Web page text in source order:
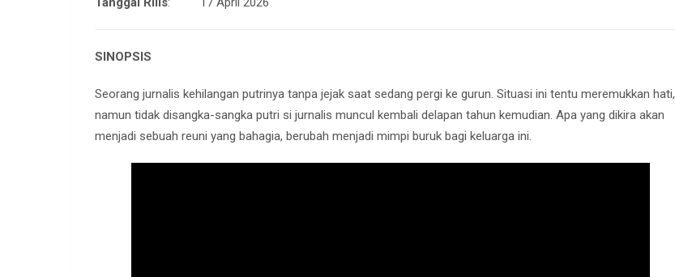
SINOPSIS
Seorang jurnalis kehilangan putrinya tanpa jejak saat sedang pergi ke gurun. Situasi ini tentu meremukkan hati,
namun tidak disangka-sangka putri si jurnalis muncul kembali delapan tahun kemudian. Apa yang dikira akan
menjadi sebuah reuni yang bahagia, berubah menjadi mimpi buruk bagi keluarga ini.